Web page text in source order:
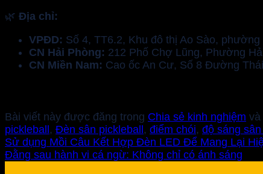
🌿 Địa chỉ:
VPĐD: Số 4, TT6.2, Khu đô thị Ao Sào,
CN Hải Phòng: 212 Phố Chợ Lũng, Phường
CN Miền Nam: Cao ốc An Cư, Số 8 Đường
Bài viết này được đăng trong Chia sẻ kinh nghiệm và
pickleball , Đèn sân pickleball , điểm chói, độ sáng
Sử dụng Mồi Câu Kết Hợp Đèn LED Để Mang Lại
Đằng sau hành vi cá ngừ: Không chỉ có ánh sáng